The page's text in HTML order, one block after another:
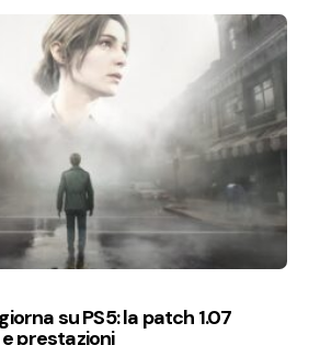
su PS5: la patch 1.07
prestazioni